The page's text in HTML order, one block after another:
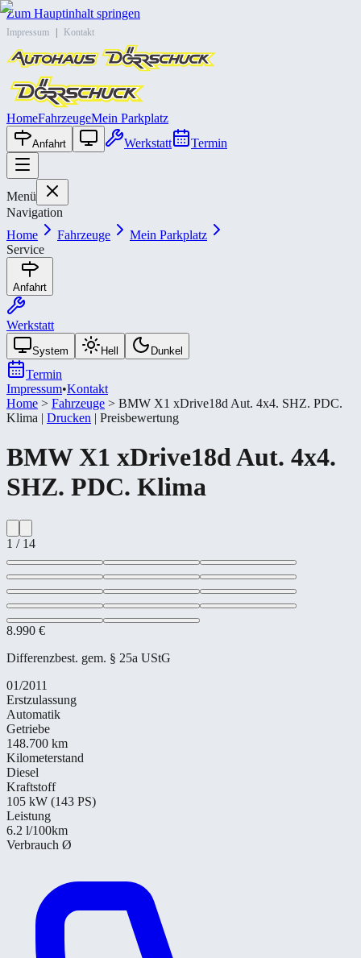
Zum Hauptinhalt springen
Impressum Kontakt
HomeFahrzeugeMein Parkplatz
Anfahrt Werkstatt Termin
Menü
Navigation
Home
Fahrzeuge
Mein Parkplatz
Service
Anfahrt
Werkstatt
System Hell Dunkel
Termin
Impressum•Kontakt
Home > Fahrzeuge > BMW X1 xDrive18d Aut. 4x4. SHZ. PDC.
Klima | Drucken | Preisbewertung
BMW X1 xDrive18d Aut. 4x4.
SHZ. PDC. Klima
1 / 14
8.990 €
Differenzbest. gem. § 25a UStG
01/2011
Erstzulassung
Automatik
Getriebe
148.700 km
Kilometerstand
Diesel
Kraftstoff
105 kW (143 PS)
Leistung
6.2 l/100km
Verbrauch Ø